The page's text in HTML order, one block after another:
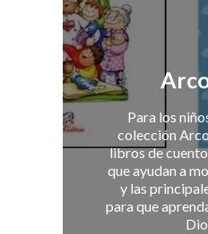
Para los
colección
libros de
que ayudan a
y las
para que